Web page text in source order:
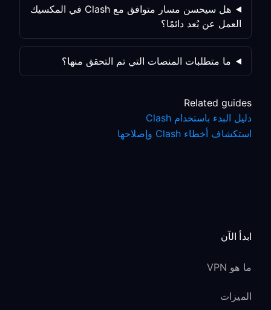
هل سيحسن مسار متوافق مع Clash في المكسيك
العمل عن بُعد دائمًا؟
ما متطلبات المنصات التي تم التحقق منها؟
Related guides
دليل البدء باستخدام Clash
استكشاف أخطاء Clash وإصلاحها
ابدأ الآن
ما هو VPN
الميزات